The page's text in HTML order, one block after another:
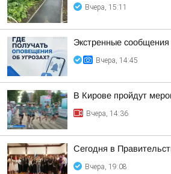
Вчера, 15:11
Экстренные
Вчера, 14:45
В Кирове пройдут
Вчера, 14:36
Сегодня в
Вчера, 19:08